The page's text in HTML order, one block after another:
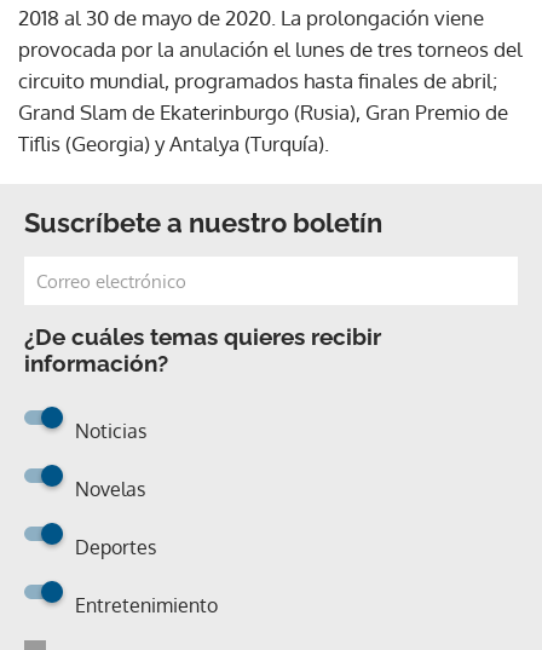
2018 al 30 de mayo de 2020. La prolongación viene
provocada por la anulación el lunes de tres torneos del
circuito mundial, programados hasta finales de abril;
Grand Slam de Ekaterinburgo (Rusia), Gran Premio de
Tiflis (Georgia) y Antalya (Turquía).
Suscríbete a nuestro boletín
¿De cuáles temas quieres recibir
información?
Noticias
Novelas
Deportes
Entretenimiento